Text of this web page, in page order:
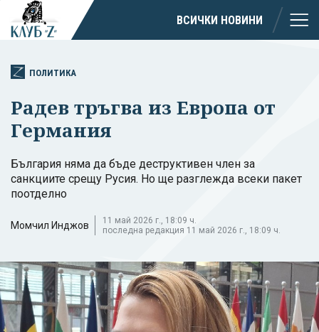
ВСИЧКИ НОВИНИ
ПОЛИТИКА
Радев тръгва из Европа от
Германия
България няма да бъде деструктивен член за
санкциите срещу Русия. Но ще разглежда всеки пакет
поотделно
Момчил Инджов
11 май 2026 г., 18:09 ч.
последна редакция 11 май 2026 г., 18:09 ч.